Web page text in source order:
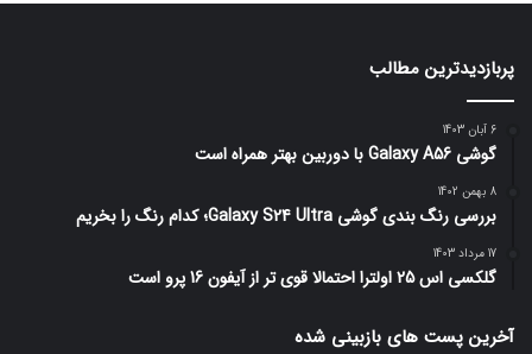
پربازدیدترین مطالب
6 آبان 1403
گوشی Galaxy A56 با دوربین بهتر همراه است
8 بهمن 1402
بررسی رنگ بندی گوشی Galaxy S24 Ultra؛ کدام رنگ را بخریم
17 مرداد 1403
گلکسی اس 25 اولترا احتمالا قوی تر از آیفون 16 پرو است
آخرین پست های بازبینی شده